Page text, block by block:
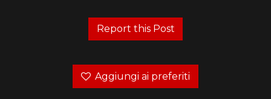
Aggiungi ai preferiti